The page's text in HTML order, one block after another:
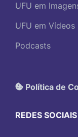
UFU em
UFU em Vídeos
Podcasts
Política de
REDES SOCIAIS